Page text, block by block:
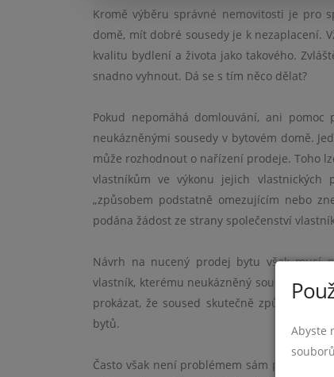
Kromě výběru správné nemovitosti je pro
domě, mít dobré sousedy je k nezaplacení.
kvalitu bydlení a života jako takového.
snadno vyhnout. Dá se s tím něco dělat?
Pokud nepomáhá domlouvání, ani
neukázněnými sousedy v bytovém domě.
může rozhodnout o nařízení prodeje. Toho
vlastníkům ve výkonu jejich
„způsobem podstatně omezujícím nebo
podána žádost ze strany společenství
Návrh na nucený prodej bytu však musí
vlastník, kterému neukázněný soused
prokázat, že soused skutečně způsobil
bytů.
Často však není problémem sám
Abyste